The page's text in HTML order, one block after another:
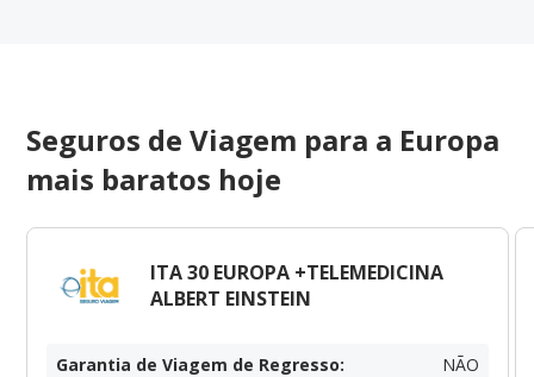
Seguros de Viagem para a Europa
mais baratos hoje
ITA 30 EUROPA +TELEMEDICINA
ALBERT EINSTEIN
Garantia de Viagem de Regresso: NÃO